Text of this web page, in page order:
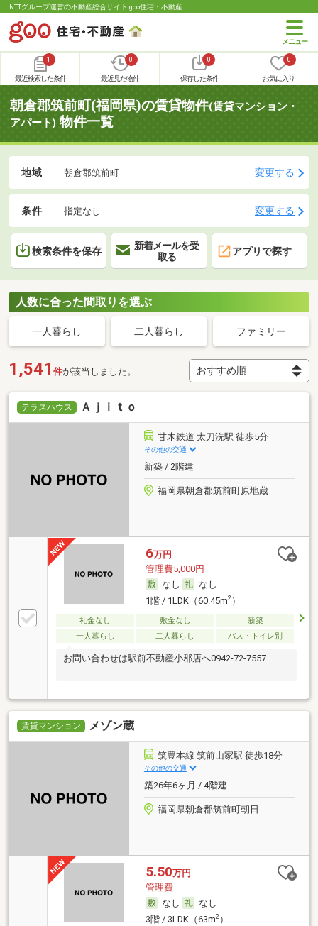
NTTグループ運営の不動産総合サイト goo住宅・不動産
1
最近検索した条件
0
最近見た物件
0
保存した条件
0
お気に入り
朝倉郡筑前町(福岡県)の賃貸物件(賃貸マンション・
アパート) 物件一覧
地域 朝倉郡筑前町 変更する
条件 指定なし 変更する
検索条件を保存
新着メールを受
取る
アプリで探す
人数に合った間取りを選ぶ
一人暮らし 二人暮らし ファミリー
1,541 件が該当しました。
テラスハウス Ａｊｉｔｏ
甘木鉄道 太刀洗駅 徒歩5分
その他の交通
新築 / 2階建
福岡県朝倉郡筑前町原地蔵
6万円
管理費5,000円
なし
なし
1階 / 1LDK（60.45m2）
礼金なし 敷金なし
新築
一人暮らし
二人暮らし バス・トイレ別
お問い合わせは駅前不動産小郡店へ0942-72-7557
賃貸マンション メゾン蔵
筑豊本線 筑前山家駅 徒歩18分
その他の交通
築26年6ヶ月 / 4階建
福岡県朝倉郡筑前町朝日
5.50万円
管理費-
なし
なし
3階 / 3LDK（63m2）